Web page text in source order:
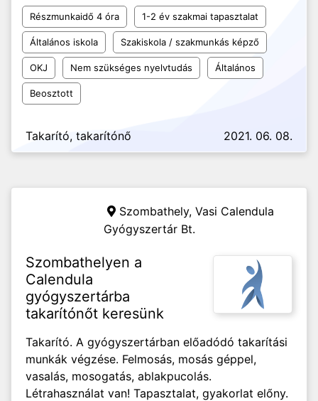
Részmunkaidő 4 óra 1-2 év szakmai tapasztalat
Általános iskola Szakiskola / szakmunkás képző
OKJ Nem szükséges nyelvtudás Általános
Beosztott
Takarító, takarítónő 2021. 06. 08.
Szombathely, Vasi Calendula
Gyógyszertár Bt.
Szombathelyen a
Calendula
gyógyszertárba
takarítónőt keresünk
Takarító. A gyógyszertárban előadódó takarítási
munkák végzése. Felmosás, mosás géppel,
vasalás, mosogatás, ablakpucolás.
Létrahasználat van! Tapasztalat, gyakorlat előny.